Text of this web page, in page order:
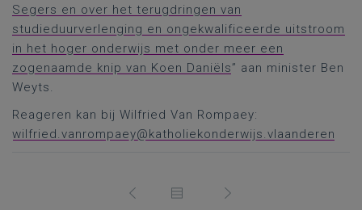
Segers en over het terugdringen van
studieduurverlenging en ongekwalificeerde uitstroom
in het hoger onderwijs met onder meer een
zogenaamde knip van Koen Daniëls” aan minister Ben
Weyts.
Reageren kan bij Wilfried Van Rompaey:
wilfried.vanrompaey@katholiekonderwijs.vlaanderen